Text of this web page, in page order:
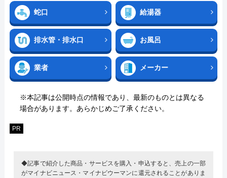
蛇口 給湯器
排水管・排水口 お風呂
業者 メーカー
※本記事は公開時点の情報であり、最新のものとは異なる
場合があります。あらかじめご了承ください。
PR
◆記事で紹介した商品・サービスを購入・申込すると、売上の一部
がマイナビニュース・マイナビウーマンに還元されることがありま